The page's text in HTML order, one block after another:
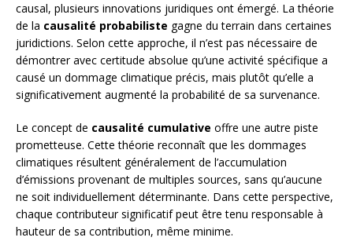
causal, plusieurs innovations juridiques ont émergé. La théorie
de la causalité probabiliste gagne du terrain dans certaines
juridictions. Selon cette approche, il n’est pas nécessaire de
démontrer avec certitude absolue qu’une activité spécifique a
causé un dommage climatique précis, mais plutôt qu’elle a
significativement augmenté la probabilité de sa survenance.
Le concept de causalité cumulative offre une autre piste
prometteuse. Cette théorie reconnaît que les dommages
climatiques résultent généralement de l’accumulation
d’émissions provenant de multiples sources, sans qu’aucune
ne soit individuellement déterminante. Dans cette perspective,
chaque contributeur significatif peut être tenu responsable à
hauteur de sa contribution, même minime.